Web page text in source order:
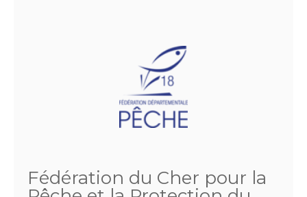
Fédération du Cher pour la